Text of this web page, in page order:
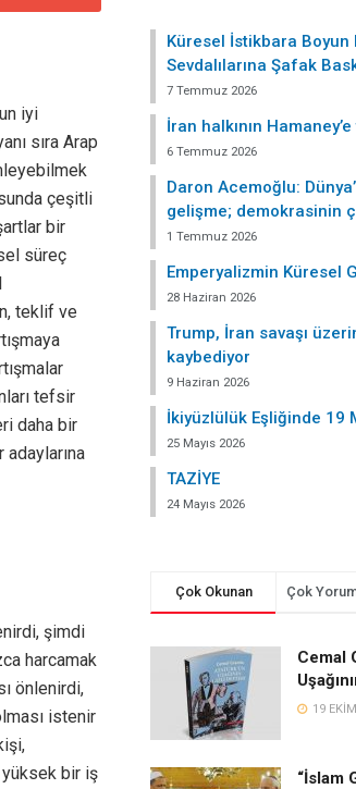
iyi
sıra Arap
çeşitli
bir
süreç
teklif ve
tefsir
daha bir
şimdi
harcamak
önlenirdi,
istenir
yüksek bir iş
Küresel İstikbara Boyun
Sevdalılarına Şafak
7 Temmuz 2026
İran halkının
6 Temmuz 2026
Daron Acemoğlu:
gelişme; demokrasinin
1 Temmuz 2026
Emperyalizmin Küresel
28 Haziran 2026
Trump, İran savaşı
kaybediyor
9 Haziran 2026
İkiyüzlülük Eşliğinde 19
25 Mayıs 2026
TAZİYE
24 Mayıs 2026
Çok Okunan Çok
Cemal
19
“İslam